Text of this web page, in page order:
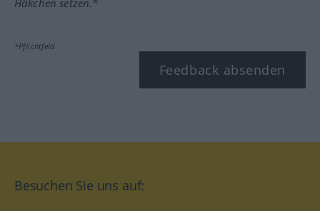
*Pflichtfeld
Feedback absenden
Besuchen Sie uns auf: